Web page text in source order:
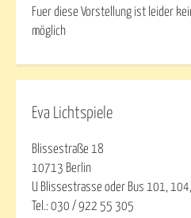
Eva Lichtspiele
Blissestraße 18
10713 Berlin
U Blissestrasse oder Bus 101,
Tel.: 030 / 922 55 305
Fuer diese Vorstellung ist leider
möglich